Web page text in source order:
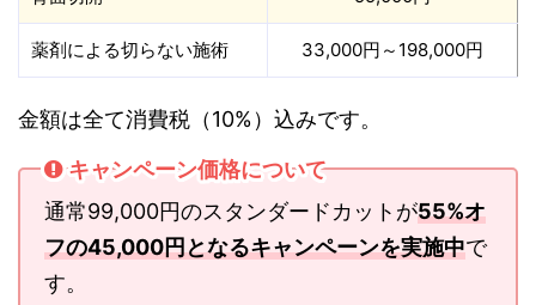
薬剤による切らない施術 33,000円～198,000円
金額は全て消費税（10%）込みです。
キャンペーン価格について
通常99,000円のスタンダードカットが55%オ
フの45,000円となるキャンペーンを実施中で
す。